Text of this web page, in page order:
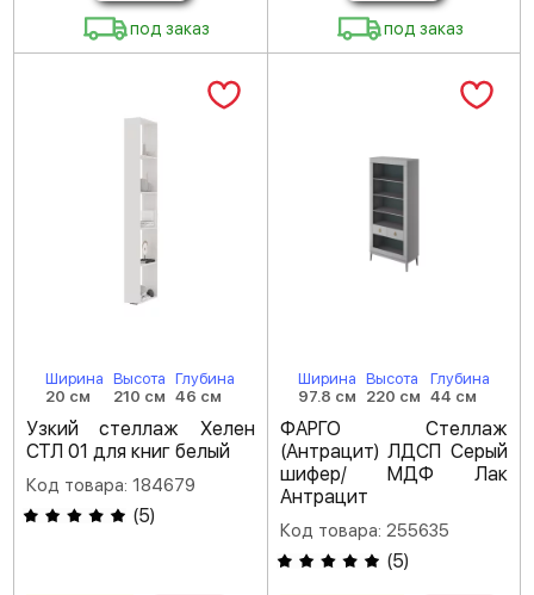
под заказ под заказ
Ширина
20 см
Высота
210 см
Глубина
46 см
Узкий стеллаж Хелен
СТЛ 01 для книг белый
Код товара: 184679
(5)
Ширина
97.8 см
Высота
220 см
Глубина
44 см
ФАРГО Стеллаж
(Антрацит) ЛДСП Серый
шифер/ МДФ Лак
Антрацит
Код товара: 255635
(5)